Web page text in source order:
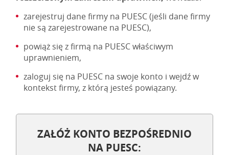
zarejestruj dane firmy na PUESC (jeśli dane firmy
nie są zarejestrowane na PUESC),
powiąż się z firmą na PUESC właściwym
uprawnieniem,
zaloguj się na PUESC na swoje konto i wejdź w
kontekst firmy, z którą jesteś powiązany.
ZAŁÓŻ KONTO BEZPOŚREDNIO
NA PUESC: